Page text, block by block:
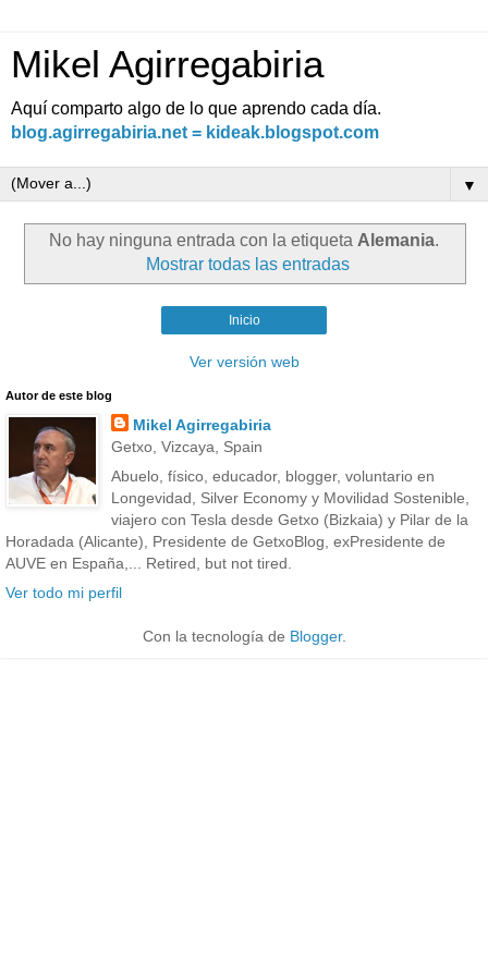
Mikel Agirregabiria
Aquí comparto algo de lo que aprendo cada día.
blog.agirregabiria.net = kideak.blogspot.com
▼
No hay ninguna entrada con la etiqueta Alemania.
Mostrar todas las entradas
Inicio
Ver versión web
Autor de este blog
Mikel Agirregabiria
Getxo, Vizcaya, Spain
Abuelo, físico, educador, blogger, voluntario en
Longevidad, Silver Economy y Movilidad Sostenible,
viajero con Tesla desde Getxo (Bizkaia) y Pilar de la
Horadada (Alicante), Presidente de GetxoBlog, exPresidente de
AUVE en España,... Retired, but not tired.
Ver todo mi perfil
Con la tecnología de Blogger.